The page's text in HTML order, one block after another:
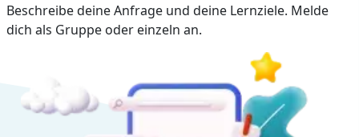
Beschreibe deine Anfrage und deine Lernziele. Melde
dich als Gruppe oder einzeln an.